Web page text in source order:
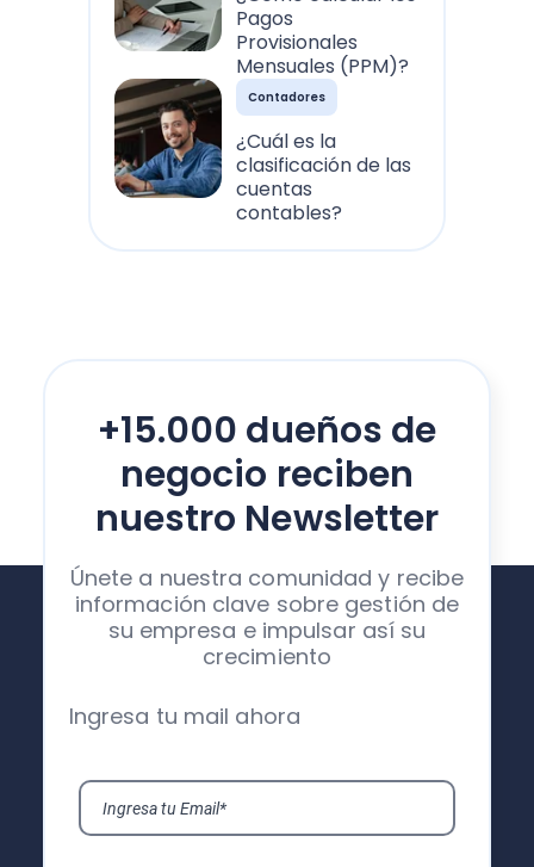
Pagos
Provisionales
Mensuales (PPM)?
Contadores
¿Cuál es la
clasificación de las
cuentas
contables?
+15.000 dueños de
negocio reciben
nuestro Newsletter
Únete a nuestra comunidad y recibe
información clave sobre gestión de
su empresa e impulsar así su
crecimiento
Ingresa tu mail ahora